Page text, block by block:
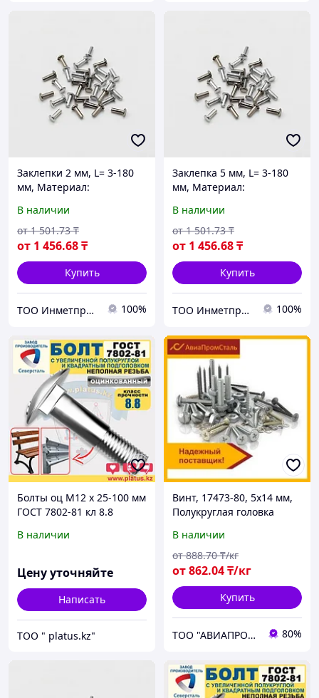
Заклепки 2 мм, L= 3-180
мм, Материал:
заклепка-гайка...
В наличии
от 1 456.68₸
от 1 501.73 ₸
Купить
ТОО Инметпром 100%
Заклепка 5 мм, L= 3-180
мм, Материал:
заклепка-гайка...
В наличии
от 1 456.68₸
от 1 501.73 ₸
Купить
ТОО Инметпром 100%
Болты оц М12 х 25-100 мм
ГОСТ 7802-81 кл 8.8
ДОРОЖНЫЙ
В наличии
Цену уточняйте
Написать
ТОО " platus.kz"
Винт, 17473-80, 5х14 мм,
Полукруглая головка
В наличии
от862.04₸/кг
от 888.70 ₸/кг
Купить
ТОО "АВИАПРОМСТАЛЬ" 80%